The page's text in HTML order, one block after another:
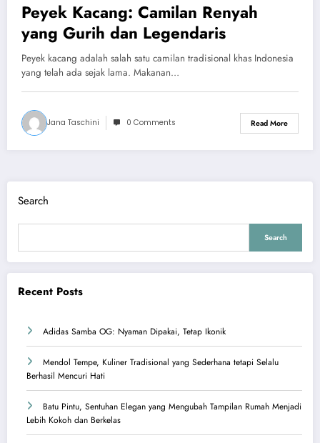
Peyek Kacang: Camilan Renyah
yang Gurih dan Legendaris
Peyek kacang adalah salah satu camilan tradisional khas Indonesia
yang telah ada sejak lama. Makanan…
Jana Taschini 0 Comments Read More
Search
Search
Recent Posts
Adidas Samba OG: Nyaman Dipakai, Tetap Ikonik
Mendol Tempe, Kuliner Tradisional yang Sederhana tetapi Selalu
Berhasil Mencuri Hati
Batu Pintu, Sentuhan Elegan yang Mengubah Tampilan Rumah Menjadi
Lebih Kokoh dan Berkelas